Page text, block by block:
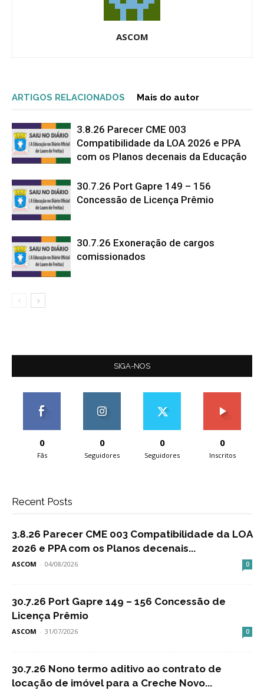
ASCOM
ARTIGOS RELACIONADOS Mais do autor
3.8.26 Parecer CME 003
Compatibilidade da LOA 2026 e PPA
com os Planos decenais da Educação
30.7.26 Port Gapre 149 – 156
Concessão de Licença Prêmio
30.7.26 Exoneração de cargos
comissionados
SIGA-NOS
0
Fãs
0
Seguidores
0
Seguidores
0
Inscritos
Recent Posts
3.8.26 Parecer CME 003 Compatibilidade da LOA
2026 e PPA com os Planos decenais...
ASCOM - 04/08/2026 0
30.7.26 Port Gapre 149 – 156 Concessão de
Licença Prêmio
ASCOM - 31/07/2026 0
30.7.26 Nono termo aditivo ao contrato de
locação de imóvel para a Creche Novo...